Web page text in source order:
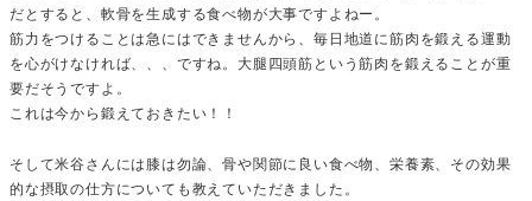
だとすると、軟骨を生成する食べ物が大事ですよねー。
筋力をつけることは急にはできませんから、毎日地道に筋肉を鍛える運動
を心がけなければ、、、ですね。大腿四頭筋という筋肉を鍛えることが重
要だそうですよ。
これは今から鍛えておきたい！！
そして米谷さんには膝は勿論、骨や関節に良い食べ物、栄養素、その効果
的な摂取の仕方についても教えていただきました。